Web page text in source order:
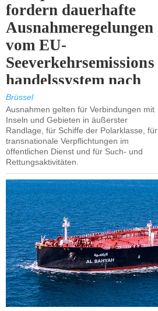
fordern dauerhafte
Ausnahmeregelungen
vom EU-
Seeverkehrsemissions
handelssystem nach
2030.
Brüssel
Ausnahmen gelten für Verbindungen mit
Inseln und Gebieten in äußerster
Randlage, für Schiffe der Polarklasse, für
transnationale Verpflichtungen im
öffentlichen Dienst und für Such- und
Rettungsaktivitäten.